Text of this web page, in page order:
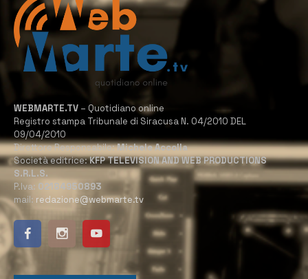
WEBMARTE.TV – Quotidiano online
Registro stampa Tribunale di Siracusa N. 04/2010 DEL
09/04/2010
Direttore Responsabile:Michele Accolla
Società editrice:KFP TELEVISION AND WEB PRODUCTIONS
S.R.L.S.
P.Iva: 02184950893
mail: redazione@webmarte.tv